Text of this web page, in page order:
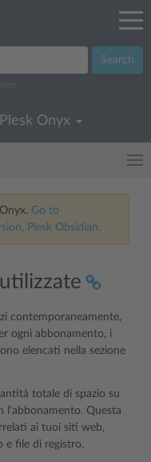
Search
Plesk Onyx
Go to
Plesk Obsidian.
contemporaneamente,
ogni abbonamento, i
elencati nella sezione
totale di spazio su
Questa
ai tuoi siti web,
e file di registro.